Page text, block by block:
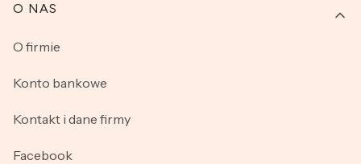
O NAS
O firmie
Konto bankowe
Kontakt i dane firmy
Facebook